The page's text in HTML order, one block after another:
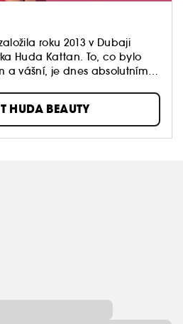
roku 2013 v Dubaji
Huda Kattan. To, co bylo
a vášní, je dnes absolutním
očních stínů a tekuté
Beauty. Vyzkoušet byste
paletky rozjasňovačů 3D
HUDA BEAUTY